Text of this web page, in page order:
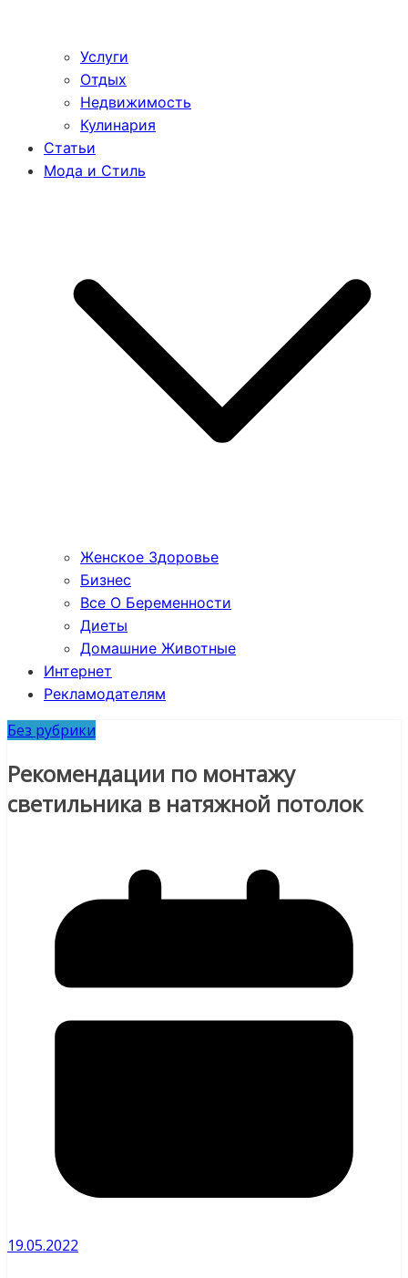
Услуги
Отдых
Недвижимость
Кулинария
Статьи
Мода и Стиль
Женское Здоровье
Бизнес
Все О Беременности
Диеты
Домашние Животные
Интернет
Рекламодателям
Без рубрики
Рекомендации по монтажу
светильника в натяжной потолок
19.05.2022